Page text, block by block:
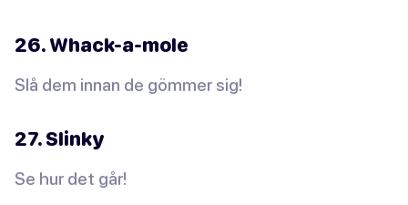
26. Whack-a-mole
Slå dem innan de gömmer sig!
27. Slinky
Se hur det går!